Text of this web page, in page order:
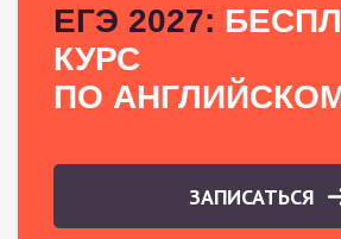
ЕГЭ 2027:
КУРС
ПО
ЗАПИСАТЬСЯ